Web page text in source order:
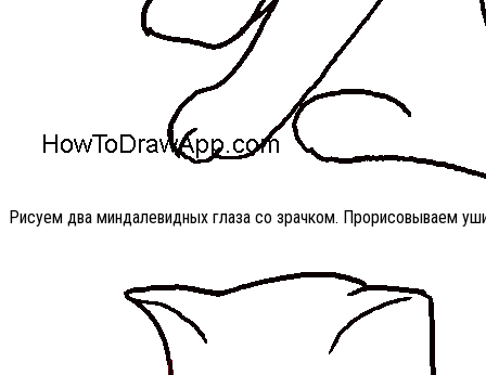
Рисуем два миндалевидных глаза со зрачком. Прорисовываем